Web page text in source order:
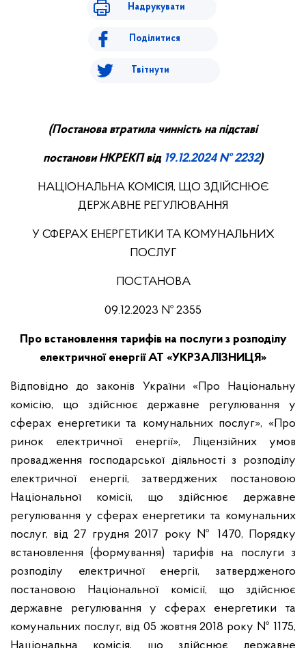
Надрукувати
Поділитися
Твітнути
(Постанова втратила чинність на підставі
постанови НКРЕКП від 19.12.2024 № 2232)
НАЦІОНАЛЬНА КОМІСІЯ, ЩО ЗДІЙСНЮЄ
ДЕРЖАВНЕ РЕГУЛЮВАННЯ
У СФЕРАХ ЕНЕРГЕТИКИ ТА КОМУНАЛЬНИХ
ПОСЛУГ
ПОСТАНОВА
09.12.2023 № 2355
Про встановлення тарифів на послуги з розподілу
електричної енергії АТ «УКРЗАЛІЗНИЦЯ»
Відповідно до законів України «Про Національну
комісію, що здійснює державне регулювання у
сферах енергетики та комунальних послуг», «Про
ринок електричної енергії», Ліцензійних умов
провадження господарської діяльності з розподілу
електричної енергії, затверджених постановою
Національної комісії, що здійснює державне
регулювання у сферах енергетики та комунальних
послуг, від 27 грудня 2017 року № 1470, Порядку
встановлення (формування) тарифів на послуги з
розподілу електричної енергії, затвердженого
постановою Національної комісії, що здійснює
державне регулювання у сферах енергетики та
комунальних послуг, від 05 жовтня 2018 року № 1175,